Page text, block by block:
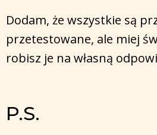
Dodam, że wszystkie są
przetestowane, ale miej
robisz je na własną
P.S.